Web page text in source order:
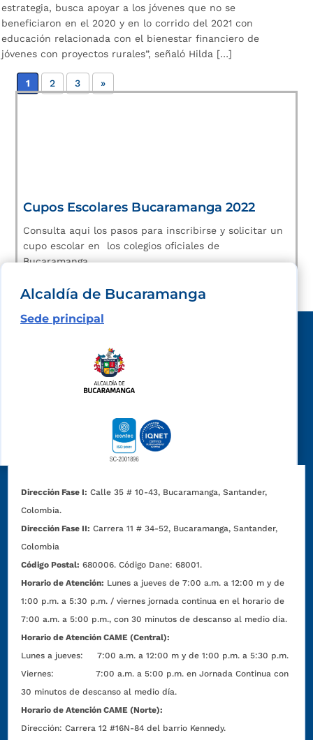
estrategia, busca apoyar a los jóvenes que no se
beneficiaron en el 2020 y en lo corrido del 2021 con
educación relacionada con el bienestar financiero de
jóvenes con proyectos rurales”, señaló Hilda […]
1 2 3 »
Cupos Escolares Bucaramanga 2022
Consulta aqui los pasos para inscribirse y solicitar un
cupo escolar en los colegios oficiales de
Bucaramanga.
Alcaldía de Bucaramanga
Sede principal
Dirección Fase I: Calle 35 # 10-43, Bucaramanga, Santander,
Colombia.
Dirección Fase II: Carrera 11 # 34-52, Bucaramanga, Santander,
Colombia
Código Postal: 680006. Código Dane: 68001.
Horario de Atención: Lunes a jueves de 7:00 a.m. a 12:00 m y de
1:00 p.m. a 5:30 p.m. / viernes jornada continua en el horario de
7:00 a.m. a 5:00 p.m., con 30 minutos de descanso al medio día.
Horario de Atención CAME (Central):
Lunes a jueves: 7:00 a.m. a 12:00 m y de 1:00 p.m. a 5:30 p.m.
Viernes: 7:00 a.m. a 5:00 p.m. en Jornada Continua con
30 minutos de descanso al medio día.
Horario de Atención CAME (Norte):
Dirección:Carrera 12 #16N-84 del barrio Kennedy.